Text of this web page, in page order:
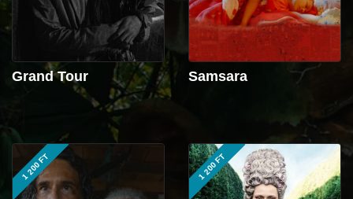
Grand Tour Samsara
1 200 FT 1 200 FT